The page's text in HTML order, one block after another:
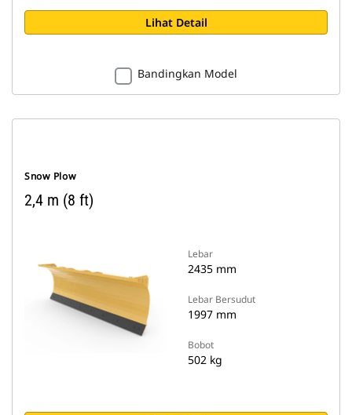
Lihat Detail
Bandingkan Model
Snow Plow
2,4 m (8 ft)
Lebar
2435 mm
Lebar Bersudut
1997 mm
Bobot
502 kg